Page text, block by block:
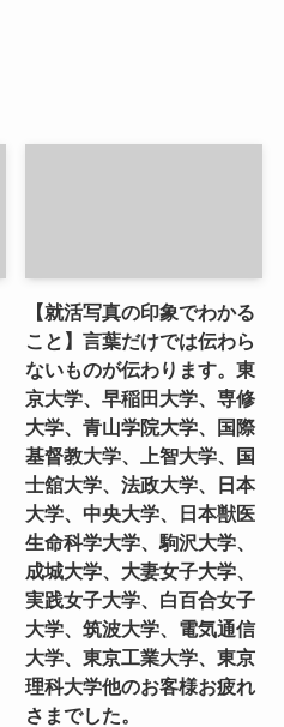
【就活写真の印象でわかる
こと】言葉だけでは伝わら
ないものが伝わります。東
京大学、早稲田大学、専修
大学、青山学院大学、国際
基督教大学、上智大学、国
士舘大学、法政大学、日本
大学、中央大学、日本獣医
生命科学大学、駒沢大学、
成城大学、大妻女子大学、
実践女子大学、白百合女子
大学、筑波大学、電気通信
大学、東京工業大学、東京
理科大学他のお客様お疲れ
さまでした。